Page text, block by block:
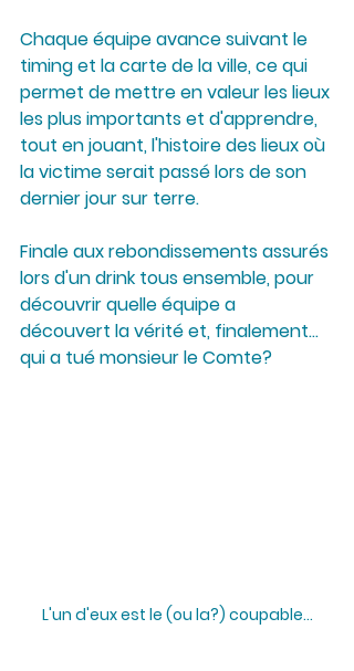
Chaque équipe avance suivant le
timing et la carte de la ville, ce qui
permet de mettre en valeur les lieux
les plus importants et d'apprendre,
tout en jouant, l'histoire des lieux où
la victime serait passé lors de son
dernier jour sur terre.
Finale aux rebondissements assurés
lors d'un drink tous ensemble, pour
découvrir quelle équipe a
découvert la vérité et, finalement...
qui a tué monsieur le Comte?
L'un d'eux est le (ou la?) coupable...